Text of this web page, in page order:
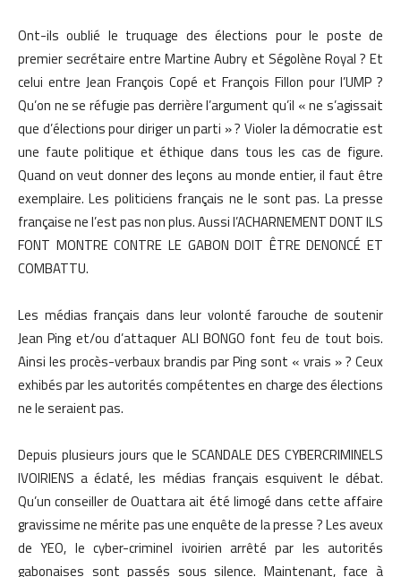
Ont-ils oublié le truquage des élections pour le poste de
premier secrétaire entre Martine Aubry et Ségolène Royal ? Et
celui entre Jean François Copé et François Fillon pour l’UMP ?
Qu’on ne se réfugie pas derrière l’argument qu’il « ne s’agissait
que d’élections pour diriger un parti » ? Violer la démocratie est
une faute politique et éthique dans tous les cas de figure.
Quand on veut donner des leçons au monde entier, il faut être
exemplaire. Les politiciens français ne le sont pas. La presse
française ne l’est pas non plus. Aussi l’ACHARNEMENT DONT ILS
FONT MONTRE CONTRE LE GABON DOIT ÊTRE DENONCÉ ET
COMBATTU.
Les médias français dans leur volonté farouche de soutenir
Jean Ping et/ou d’attaquer ALI BONGO font feu de tout bois.
Ainsi les procès-verbaux brandis par Ping sont « vrais » ? Ceux
exhibés par les autorités compétentes en charge des élections
ne le seraient pas.
Depuis plusieurs jours que le SCANDALE DES CYBERCRIMINELS
IVOIRIENS a éclaté, les médias français esquivent le débat.
Qu’un conseiller de Ouattara ait été limogé dans cette affaire
gravissime ne mérite pas une enquête de la presse ? Les aveux
de YEO, le cyber-criminel ivoirien arrêté par les autorités
gabonaises sont passés sous silence. Maintenant, face à